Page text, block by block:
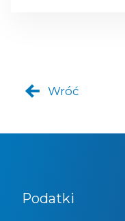
Wróć
Podatki